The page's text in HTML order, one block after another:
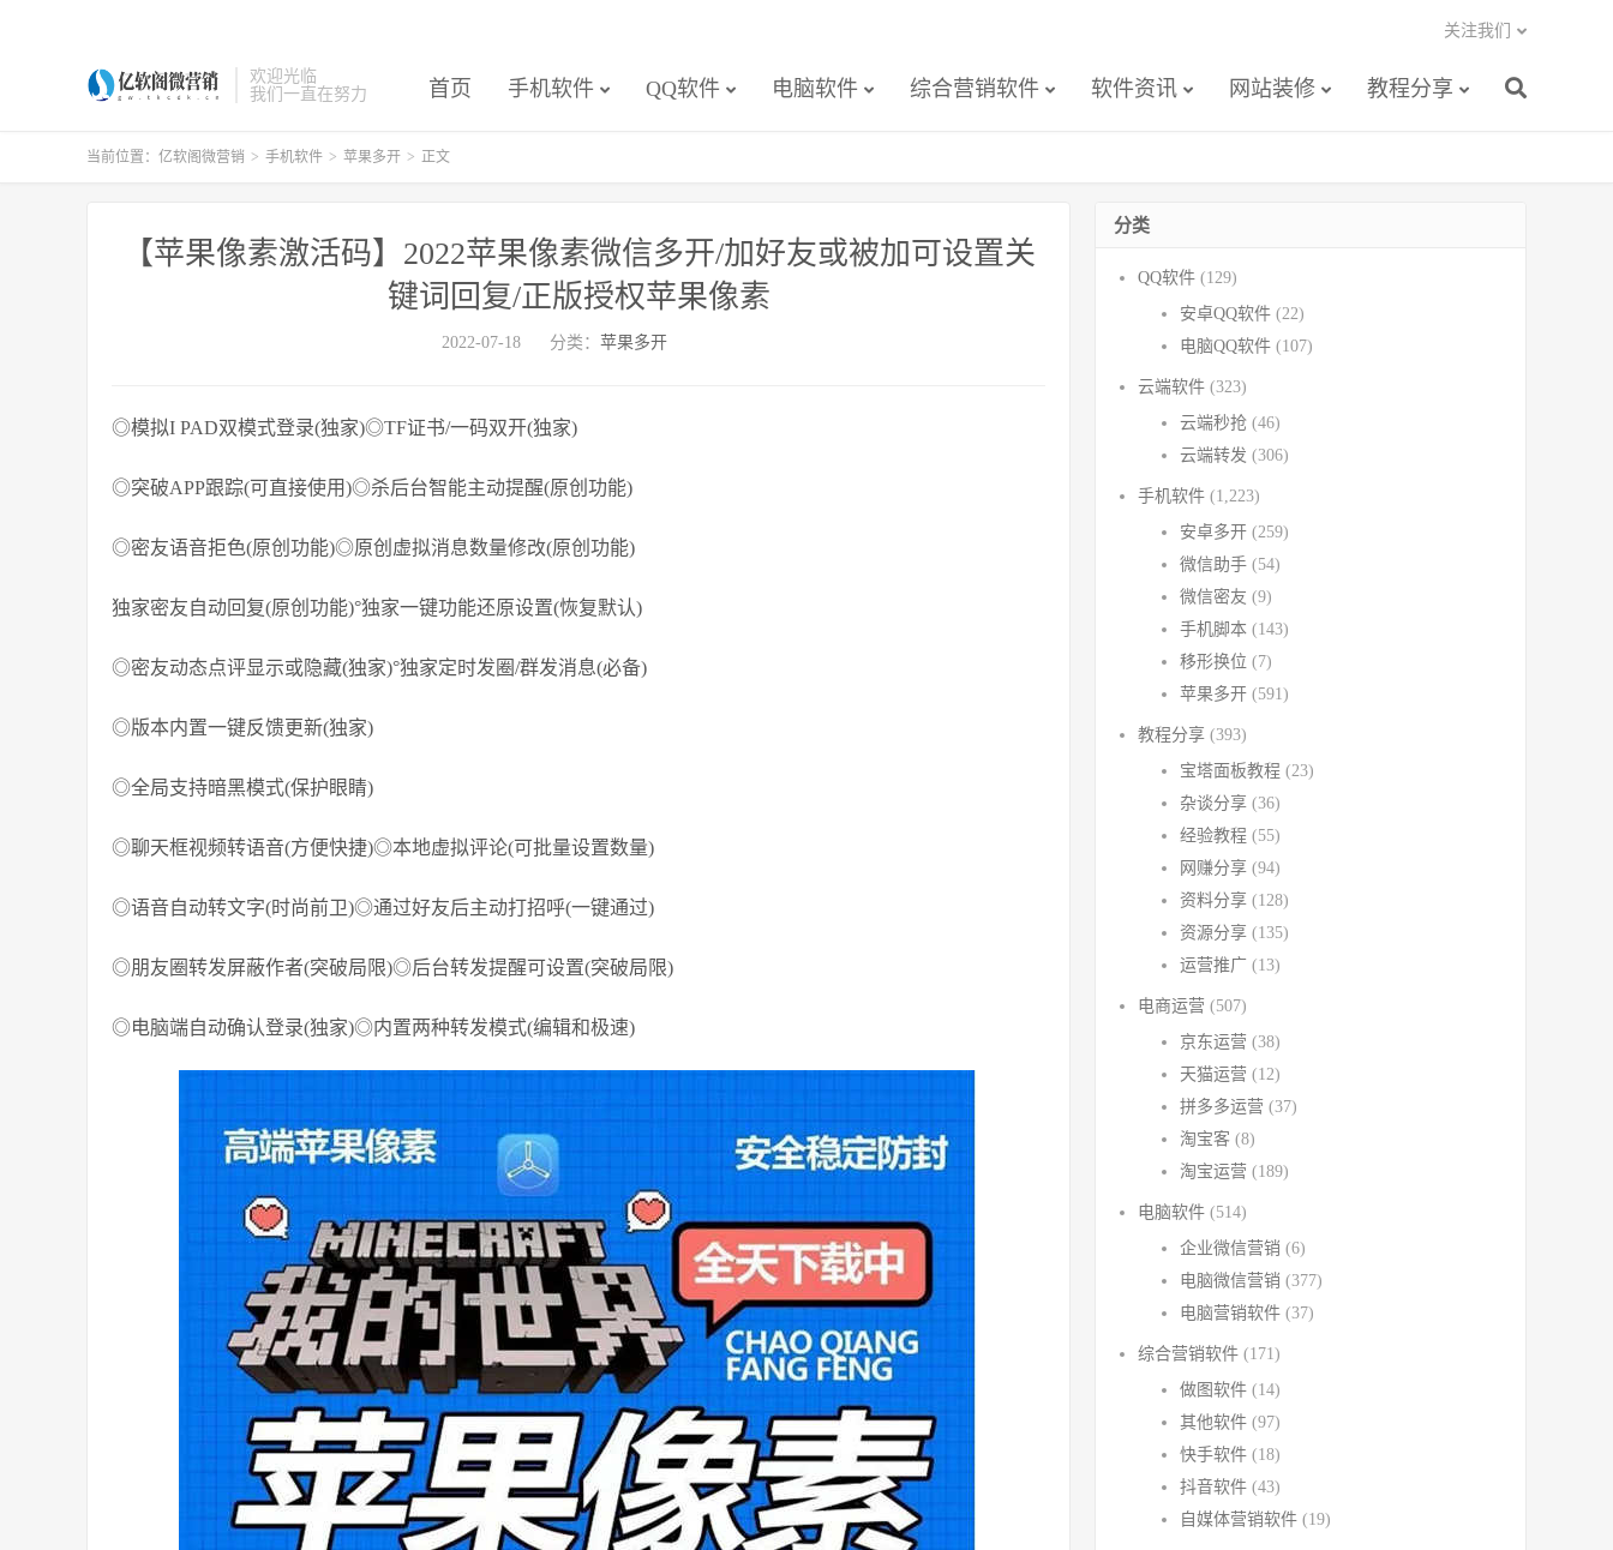
欢迎光临
我们一直在努力
首页 手机软件 QQ软件 电脑软件 综合营销软件 软件资讯 网站装修 教程分享
关注我们
当前位置： 亿软阁微营销 > 手机软件 > 苹果多开 > 正文
【苹果像素激活码】2022苹果像素微信多开/加好友或被加可设置关
键词回复/正版授权苹果像素
2022-07-18 分类： 苹果多开
◎模拟I PAD双模式登录(独家)◎TF证书/一码双开(独家)
◎突破APP跟踪(可直接使用)◎杀后台智能主动提醒(原创功能)
◎密友语音拒色(原创功能)◎原创虚拟消息数量修改(原创功能)
独家密友自动回复(原创功能)°独家一键功能还原设置(恢复默认)
◎密友动态点评显示或隐藏(独家)°独家定时发圈/群发消息(必备)
◎版本内置一键反馈更新(独家)
◎全局支持暗黑模式(保护眼睛)
◎聊天框视频转语音(方便快捷)◎本地虚拟评论(可批量设置数量)
◎语音自动转文字(时尚前卫)◎通过好友后主动打招呼(一键通过)
◎朋友圈转发屏蔽作者(突破局限)◎后台转发提醒可设置(突破局限)
◎电脑端自动确认登录(独家)◎内置两种转发模式(编辑和极速)
分类
QQ软件 (129)
安卓QQ软件 (22)
电脑QQ软件 (107)
云端软件 (323)
云端秒抢 (46)
云端转发 (306)
手机软件 (1,223)
安卓多开 (259)
微信助手 (54)
微信密友 (9)
手机脚本 (143)
移形换位 (7)
苹果多开 (591)
教程分享 (393)
宝塔面板教程 (23)
杂谈分享 (36)
经验教程 (55)
网赚分享 (94)
资料分享 (128)
资源分享 (135)
运营推广 (13)
电商运营 (507)
京东运营 (38)
天猫运营 (12)
拼多多运营 (37)
淘宝客 (8)
淘宝运营 (189)
电脑软件 (514)
企业微信营销 (6)
电脑微信营销 (377)
电脑营销软件 (37)
综合营销软件 (171)
做图软件 (14)
其他软件 (97)
快手软件 (18)
抖音软件 (43)
自媒体营销软件 (19)